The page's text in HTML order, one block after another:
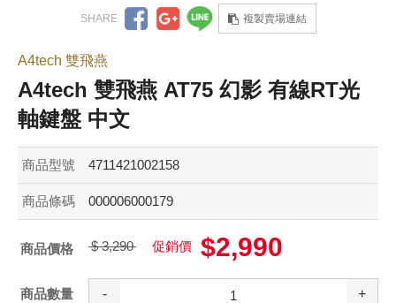
複製賣場連結
A4tech 雙飛燕
A4tech 雙飛燕 AT75 幻影 有線RT光
軸鍵盤 中文
商品型號 4711421002158
商品條碼 000006000179
商品價格 $ 3,290 促銷價 $2,990
商品數量 - +